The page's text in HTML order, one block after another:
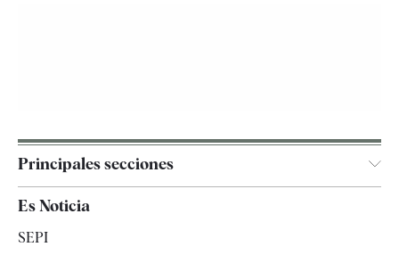
Principales secciones
España
Es Noticia
SEPI